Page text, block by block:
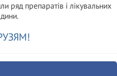
ряд препаратів і лікувальних